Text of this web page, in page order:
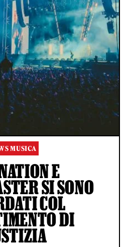
MUSICA
E
SI SONO
COL
DI